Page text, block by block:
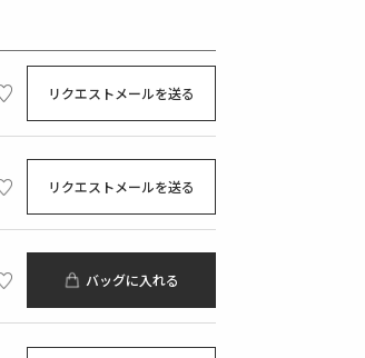
リクエストメールを送る
リクエストメールを送る
バッグに入れる